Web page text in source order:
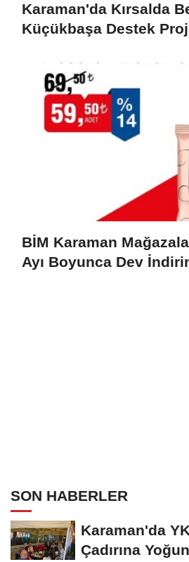
Karaman'da Kırsalda
Küçükbaşa Destek
BİM Karaman
Ayı Boyunca Dev
SON HABERLER
Karaman'da
Çadırına